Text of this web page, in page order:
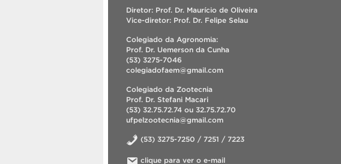
Diretor: Prof. Dr. Maurício de Oliveira
Vice-diretor: Prof. Dr. Felipe Selau
Colegiado da Agronomia:
Prof. Dr. Uemerson da Cunha
(53) 3275-7046
colegiadofaem@gmail.com
Colegiado da Zootecnia
Prof. Dr. Stefani Macari
(53) 32.75.72.74 ou 32.75.72.70
ufpelzootecnia@gmail.com
(53) 3275-7250 / 7251 / 7223
clique para ver o e-mail